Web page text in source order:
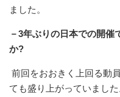
ました。
－3年ぶりの日本での開催
か?
前回をおおきく上回る動
ても盛り上がっていまし